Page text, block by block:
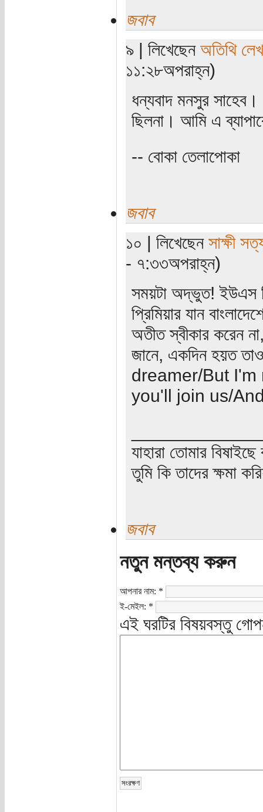
জবাব
৯ | লিখেছেন অতিথি
১১:২৮অপরাহ্ন)
ধন্যবাদ মনসুর
ছিলনা। আমি এ
-- বোকা তেলাপোকা
জবাব
১০ | লিখেছেন সাক্ষী
- ৭:৩৩অপরাহ্ন)
সময়টা অদ্ভুত! ইউএস
প্রিমিয়ার যান
অতীত স্বীকার করেন
জানে, একদিন হয়ত
dreamer/But
you'll join us/
যাহারা তোমার
তুমি কি তাদের ক্ষমা
জবাব
নতুন মন্তব্য করুন
আপনার নাম: *
ই-মেইল: *
এই ঘরটির বিষয়বস্তু